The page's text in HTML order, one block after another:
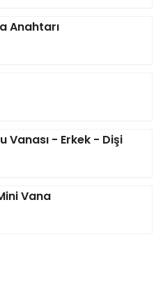
Anahtarı
Vanası - Erkek - Dişi
Vana